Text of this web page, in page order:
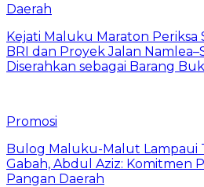
Daerah
Kejati Maluku Maraton Periksa
BRI dan Proyek Jalan
Diserahkan sebagai Barang
Promosi
Bulog Maluku-Malut Lampaui
Gabah, Abdul Aziz: Komitmen
Pangan Daerah